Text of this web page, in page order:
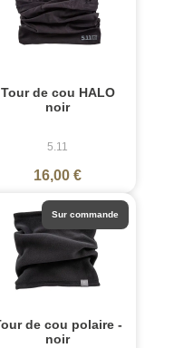
Tour de cou HALO
noir
5.11
16,00 €
de cou polaire -
noir
Sur commande